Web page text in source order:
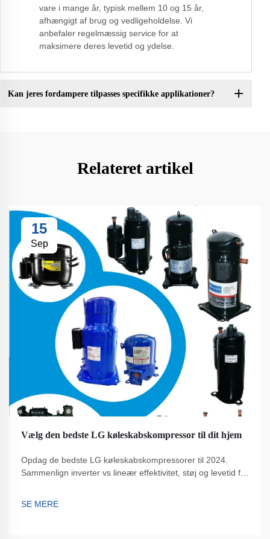
vare i mange år, typisk mellem 10 og 15 år,
afhængigt af brug og vedligeholdelse. Vi
anbefaler regelmæssig service for at
maksimere deres levetid og ydelse.
Kan jeres fordampere tilpasses specifikke applikationer?
Relateret artikel
15
Sep
Vælg den bedste LG køleskabskompressor til dit hjem
Opdag de bedste LG køleskabskompressorer til 2024.
Sammenlign inverter vs lineær effektivitet, støj og levetid for
SE MERE